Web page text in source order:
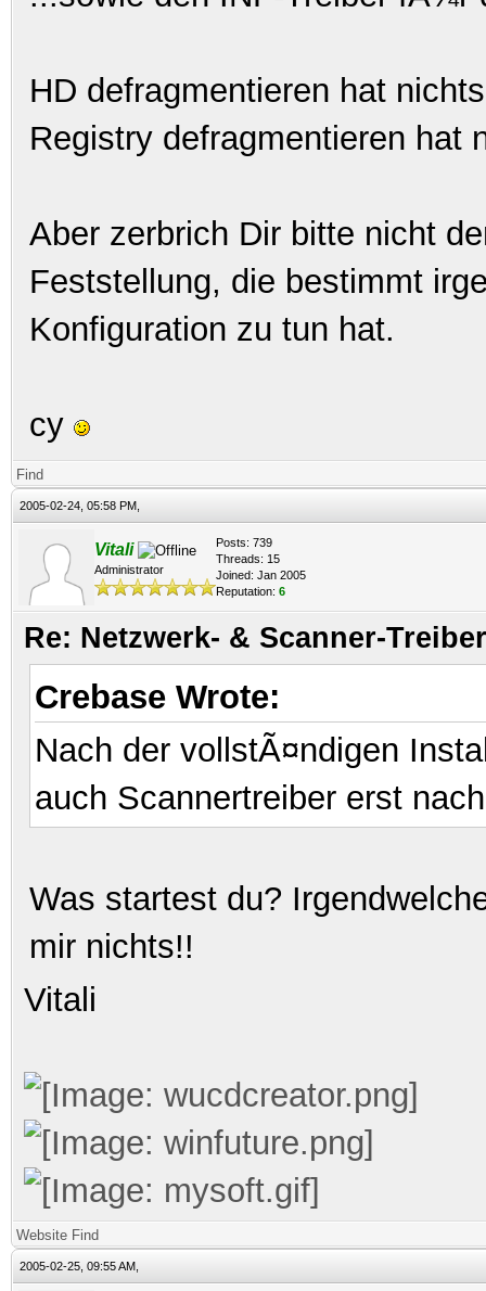
HD defragmentieren hat
Registry defragmentieren hat
Aber zerbrich Dir bitte nicht
Feststellung, die bestimmt
Konfiguration zu tun hat.
cy
Find
2005-02-24, 05:58 PM,
Vitali
Administrator
Posts: 739
Threads: 15
Joined: Jan 2005
Reputation: 6
Re: Netzwerk- & Scanner-
Crebase Wrote:
Nach der vollstÃ¤ndigen
auch Scannertreiber erst
Was startest du?
mir nichts!!
Vitali
Website Find
2005-02-25, 09:55 AM,